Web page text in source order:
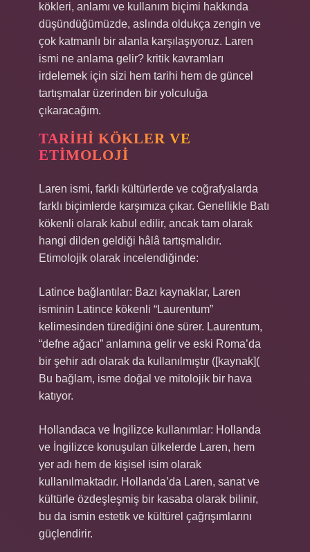
kökleri, anlamı ve kullanım biçimi hakkında
düşündüğümüzde, aslında oldukça zengin ve
çok katmanlı bir alanla karşılaşıyoruz. Laren
ismi ne anlama gelir? kritik kavramları
irdelemek için sizi hem tarihi hem de güncel
tartışmalar üzerinden bir yolculuğa
çıkaracağım.
TARIHI KÖKLER VE
ETIMOLOJI
Laren ismi, farklı kültürlerde ve coğrafyalarda
farklı biçimlerde karşımıza çıkar. Genellikle Batı
kökenli olarak kabul edilir, ancak tam olarak
hangi dilden geldiği hâlâ tartışmalıdır.
Etimolojik olarak incelendiğinde:
Latince bağlantılar: Bazı kaynaklar, Laren
isminin Latince kökenli “Laurentum”
kelimesinden türediğini öne sürer. Laurentum,
“defne ağacı” anlamına gelir ve eski Roma’da
bir şehir adı olarak da kullanılmıştır ([kaynak](
Bu bağlam, isme doğal ve mitolojik bir hava
katıyor.
Hollandaca ve İngilizce kullanımlar: Hollanda
ve İngilizce konuşulan ülkelerde Laren, hem
yer adı hem de kişisel isim olarak
kullanılmaktadır. Hollanda’da Laren, sanat ve
kültürle özdeşleşmiş bir kasaba olarak bilinir,
bu da ismin estetik ve kültürel çağrışımlarını
güçlendirir.